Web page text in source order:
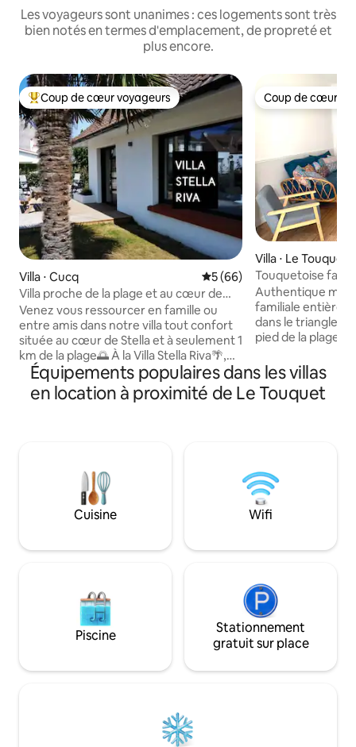
Les voyageurs sont unanimes : ces logements sont très
bien notés en termes d'emplacement, de propreté et
plus encore.
Coups de cœur voyageurs les plus appréciés
Coup de cœur voyageurs
Villa ⋅ Cucq Évaluation moyenne sur la
5 (66)
Villa proche de la plage et au cœur de
Stella
Venez vous ressourcer en famille ou
entre amis dans notre villa tout confort
située au cœur de Stella et à seulement 1
km de la plage🌅 À la Villa Stella Riva🌴,
nous mettons tout notre cœur pour que
vous passiez un beau séjour 🧘La grande
terrasse en bois exposée sud-ouest a
commerces sont accessibles à pied!
N'hésitez pas à nous contacter
Véronique🌸
Coup de cœur
Coup de cœur
Villa ⋅ Le Touquet
Touquetoise
la plage
Authentique
familiale
dans le triangle
pied de la plage
la rue. La maison
RDC: cuisine
1er: 2 grandes
parapluie, chaise
Équipements populaires dans les villas
en location à proximité de Le Touquet
Cuisine Wifi
Piscine
Stationnement
gratuit sur place